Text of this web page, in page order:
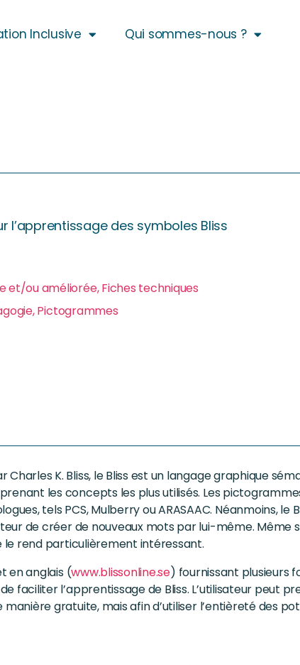
Inclusive Qui sommes-nous ?
l’apprentissage des symboles Bliss
et/ou améliorée,Fiches techniques
,Pictogrammes
Charles K. Bliss, le Bliss est un langage graphique
les concepts les plus utilisés. Les
tels PCS, Mulberry ou ARASAAC. Néanmoins, le
de créer de nouveaux mots par lui-même. Même
rend particulièrement intéressant.
en anglais (www.blissonline.se) fournissant plusieurs
faciliter l’apprentissage de Bliss. L’utilisateur peut
gratuite, mais afin d’utiliser l’entièreté des